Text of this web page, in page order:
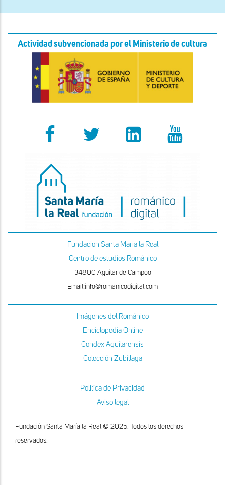
Actividad subvencionada por el Ministerio de cultura
Fundacion Santa Maria la Real
Centro de estudios Románico
34800 Aguilar de Campoo
Email:info@romanicodigital.com
Imágenes del Románico
Enciclopedia Online
Condex Aquilarensis
Colección Zubillaga
Política de Privacidad
Aviso legal
Fundación Santa María la Real © 2025. Todos los derechos
reservados.